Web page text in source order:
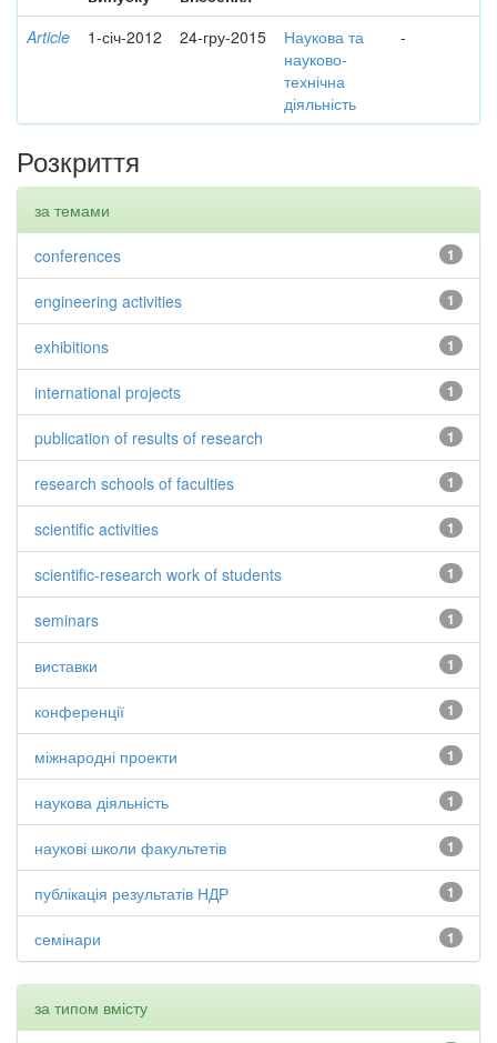
Article 1-січ-2012 24-гру-2015
Наукова та
науково-
технічна
діяльність
-
Розкриття
за темами
1
conferences
1
engineering activities
1
exhibitions
1
international projects
1
publication of results of research
1
research schools of faculties
1
scientific activities
1
scientific-research work of students
1
seminars
1
виставки
1
конференції
1
міжнародні проекти
1
наукова діяльність
1
наукові школи факультетів
1
публікація результатів НДР
1
семінари
за типом вмісту